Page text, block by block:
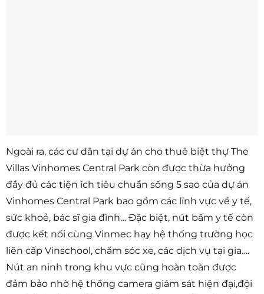
Ngoài ra, các cư dân tại dự án cho thuê biệt thự The
Villas Vinhomes Central Park còn được thừa hưởng
đầy đủ các tiện ích tiêu chuẩn sống 5 sao của dự án
Vinhomes Central Park bao gồm các lĩnh vực về y tế,
sức khoẻ, bác sĩ gia đình… Đặc biệt, nút bấm y tế còn
được kết nối cùng Vinmec hay hệ thống trường học
liên cấp Vinschool, chăm sóc xe, các dịch vụ tại gia….
Nút an ninh trong khu vực cũng hoàn toàn được
đảm bảo nhờ hệ thống camera giám sát hiện đại,đội